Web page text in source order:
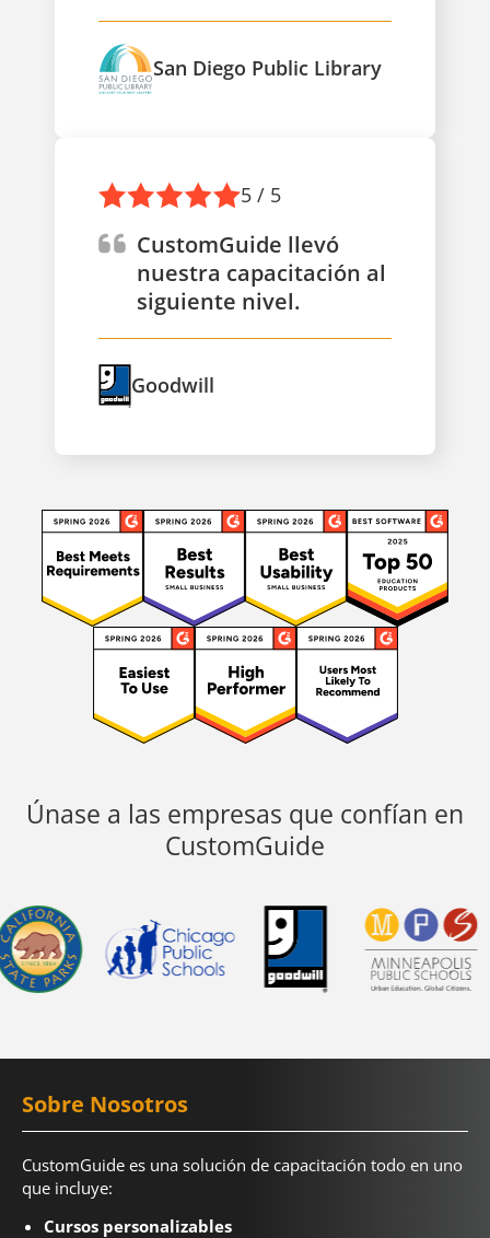
San Diego Public Library
5 / 5
CustomGuide llevó
nuestra capacitación al
siguiente nivel.
Goodwill
Únase a las empresas que confían en
CustomGuide
Sobre Nosotros
CustomGuide es una solución de capacitación todo en uno
que incluye:
Cursos personalizables